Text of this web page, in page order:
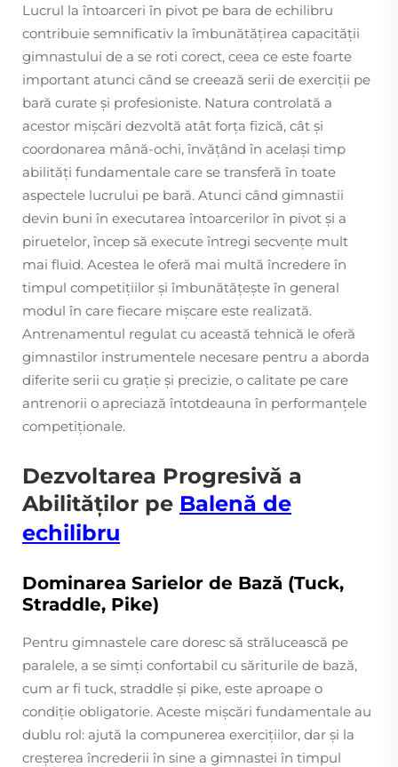
Lucrul la întoarceri în pivot pe bara de echilibru
contribuie semnificativ la îmbunătățirea capacității
gimnastului de a se roti corect, ceea ce este foarte
important atunci când se creează serii de exerciții pe
bară curate și profesioniste. Natura controlată a
acestor mișcări dezvoltă atât forța fizică, cât și
coordonarea mână-ochi, învățând în același timp
abilități fundamentale care se transferă în toate
aspectele lucrului pe bară. Atunci când gimnastii
devin buni în executarea întoarcerilor în pivot și a
piruetelor, încep să execute întregi secvențe mult
mai fluid. Acestea le oferă mai multă încredere în
timpul competițiilor și îmbunătățește în general
modul în care fiecare mișcare este realizată.
Antrenamentul regulat cu această tehnică le oferă
gimnastilor instrumentele necesare pentru a aborda
diferite serii cu grație și precizie, o calitate pe care
antrenorii o apreciază întotdeauna în performanțele
competiționale.
Dezvoltarea Progresivă a
Abilităților pe Balenă de
echilibru
Dominarea Sarielor de Bază (Tuck,
Straddle, Pike)
Pentru gimnastele care doresc să strălucească pe
paralele, a se simți confortabil cu săriturile de bază,
cum ar fi tuck, straddle și pike, este aproape o
condiție obligatorie. Aceste mișcări fundamentale au
dublu rol: ajută la compunerea exercițiilor, dar și la
creșterea încrederii în sine a gimnastei în timpul